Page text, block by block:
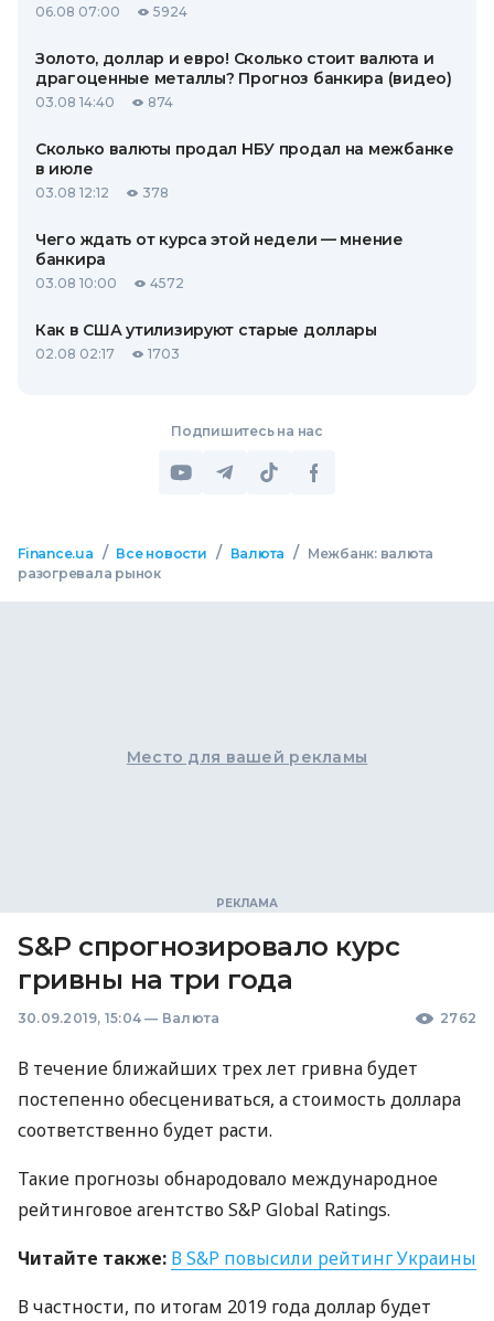
06.08 07:00 5924
Золото, доллар и евро! Сколько стоит валюта и
драгоценные металлы? Прогноз банкира (видео)
03.08 14:40 874
Сколько валюты продал НБУ продал на межбанке
в июле
03.08 12:12 378
Чего ждать от курса этой недели — мнение
банкира
03.08 10:00 4572
Как в США утилизируют старые доллары
02.08 02:17 1703
Подпишитесь на нас
Finance.ua / Все новости / Валюта /
Межбанк: валюта
разогревала рынок
Место для вашей рекламы
S&P спрогнозировало курс
гривны на три года
30.09.2019, 15:04 — Валюта 2762
В течение ближайших трех лет гривна будет
постепенно обесцениваться, а стоимость доллара
соответственно будет расти.
Такие прогнозы обнародовало международное
рейтинговое агентство S&P Global Ratings.
Читайте также: В S&P повысили рейтинг Украины
В частности, по итогам 2019 года доллар будет